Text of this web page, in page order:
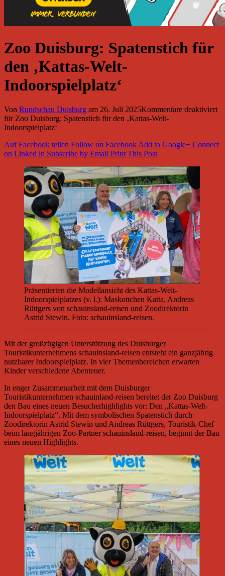
Zoo Duisburg: Spatenstich für
den ‚Kattas-Welt-
Indoorspielplatz‘
Von Rundschau Duisburg am 26. Juli 2025Kommentare deaktiviert
für Zoo Duisburg: Spatenstich für den ‚Kattas-Welt-
Indoorspielplatz‘
Auf Facebook teilen Follow on FacebookAdd to Google+ Connect
on Linked in Subscribe by Email Print This Post
Präsentierten die Modellansicht des Kattas-Welt-
Indoorspielplatzes (v. l.): Maskottchen Katta, Andreas
Rüttgers von schauinsland-reisen und Zoodirektorin
Astrid Stewin. Foto: schauinsland-reisen.
Mit der großzügigen Unterstützung des Duisburger
Touristikunternehmens schauinsland-reisen entsteht ein ganzjährig
nutzbarer Indoorspielplatz. In vier Themenbereichen erwarten
Kinder verschiedene Abenteuer.
In enger Zusammenarbeit mit dem Duisburger
Touristikunternehmen schauinland-reisen bereitet der Zoo Duisburg
den Bau eines neuen Besucherhighlights vor: Den „Kattas-Welt-
Indoorspielplatz“. Mit dem symbolischen Spatenstich durch
Zoodirektorin Astrid Stewin und Andreas Rüttgers, Touristik-Chef
beim langjährigen Zoo-Partner schauinsland-reisen, beginnt der Bau
eines neuen Highlights.